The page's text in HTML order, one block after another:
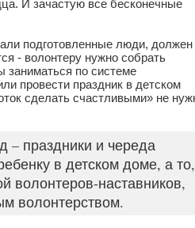
И зачастую все бесконечные
подготовленные люди, должен
- волонтеру нужно собрать
заниматься по системе
провести праздник в детском
сделать счастливыми» не
праздники и череда
в детском доме, а то,
волонтеров-наставников,
волонтерством.